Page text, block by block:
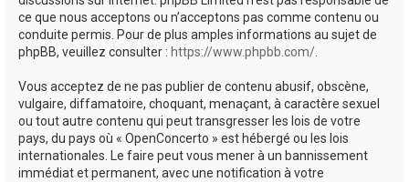
ce que nous acceptons ou n’acceptons pas comme contenu ou
conduite permis. Pour de plus amples informations au sujet de
phpBB, veuillez consulter : https://www.phpbb.com/.
Vous acceptez de ne pas publier de contenu abusif, obscène,
vulgaire, diffamatoire, choquant, menaçant, à caractère sexuel
ou tout autre contenu qui peut transgresser les lois de votre
pays, du pays où « OpenConcerto » est hébergé ou les lois
internationales. Le faire peut vous mener à un bannissement
immédiat et permanent, avec une notification à votre